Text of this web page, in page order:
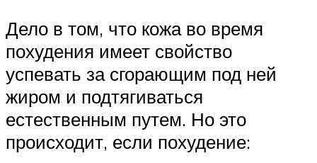
Дело в том, что кожа во время
похудения имеет свойство
успевать за сгорающим под ней
жиром и подтягиваться
естественным путем. Но это
происходит, если похудение: